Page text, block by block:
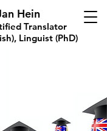
Hein
Translator
Linguist (PhD)